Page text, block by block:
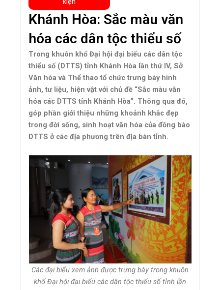
Khánh Hòa: Sắc màu văn
hóa các dân tộc thiểu số
Trong khuôn khổ Đại hội đại biểu các dân tộc
thiểu số (DTTS) tỉnh Khánh Hòa lần thứ IV, Sở
Văn hóa và Thể thao tổ chức trưng bày hình
ảnh, tư liệu, hiện vật với chủ đề “Sắc màu văn
hóa các DTTS tỉnh Khánh Hòa”. Thông qua đó,
góp phần giới thiệu những khoảnh khắc đẹp
trong đời sống, sinh hoạt văn hóa của đồng bào
DTTS ở các địa phương trên địa bàn tỉnh.
Các đại biểu xem ảnh được trưng bày trong khuôn
khổ Đại hội đại biểu các dân tộc thiểu số tỉnh lần